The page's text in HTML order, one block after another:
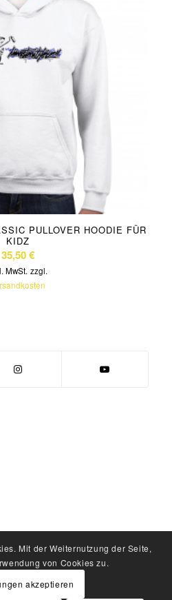
PULLOVER HOODIE FÜR
KIDZ
35,50€
MwSt. zzgl.
Mit der Weiternutzung der Seite,
von Cookies zu.
akzeptieren